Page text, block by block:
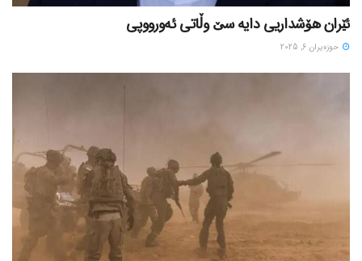
ئێران هۆشداریی دایە سێ وڵاتی ئەورووپی
حوزه‌یران 6, 2025